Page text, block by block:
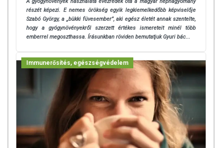
részét képezi. E nemes örökség egyik legkiemelkedőbb képviselője
Szabó György, a „bükki füvesember”, aki egész életét annak szentelte,
hogy a gyógynövényekről szerzett értékes ismereteit minél több
emberrel megoszthassa. Írásunkban röviden bemutatjuk Gyuri bác...
Immunerősítés, egészségvédelem